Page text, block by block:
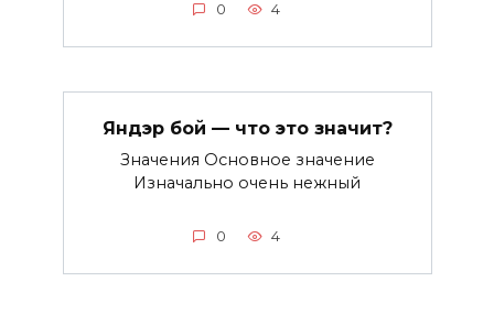
0 4
Яндэр бой — что это значит?
Значения Основное значение
Изначально очень нежный
0 4